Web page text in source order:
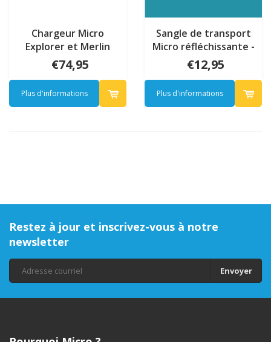
Chargeur Micro
Explorer et Merlin
€74,95
Plus d'informations
Sangle de transport
Micro réfléchissante -
Aqua
€12,95
Plus d'informations
Restez à jour et inscrivez-vous à notre
newsletter
Envoyer